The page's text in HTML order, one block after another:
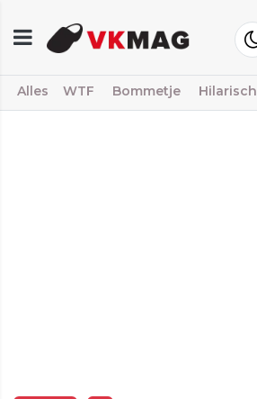
Alles WTF Bommetje Hilarisch